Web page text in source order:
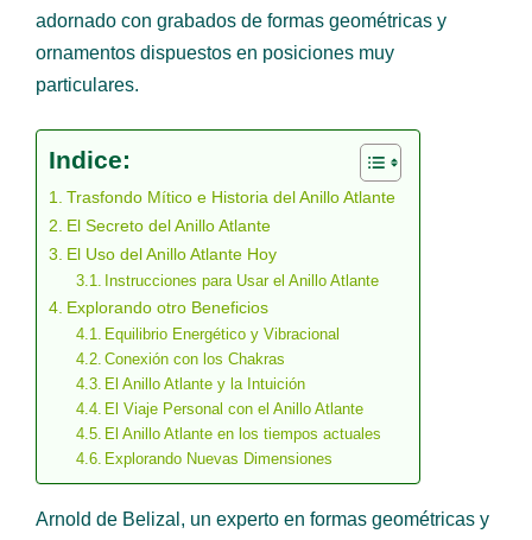
adornado con grabados de formas geométricas y
ornamentos dispuestos en posiciones muy
particulares.
Indice:
Trasfondo Mítico e Historia del Anillo Atlante
El Secreto del Anillo Atlante
El Uso del Anillo Atlante Hoy
Instrucciones para Usar el Anillo Atlante
Explorando otro Beneficios
Equilibrio Energético y Vibracional
Conexión con los Chakras
El Anillo Atlante y la Intuición
El Viaje Personal con el Anillo Atlante
El Anillo Atlante en los tiempos actuales
Explorando Nuevas Dimensiones
Arnold de Belizal, un experto en formas geométricas y